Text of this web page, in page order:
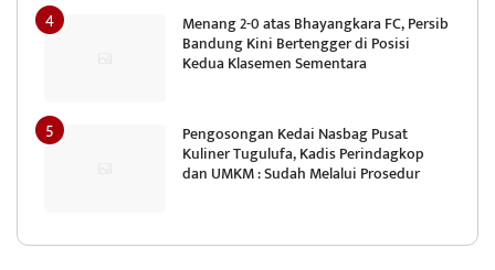
Menang 2-0 atas Bhayangkara FC, Persib
Bandung Kini Bertengger di Posisi
Kedua Klasemen Sementara
Pengosongan Kedai Nasbag Pusat
Kuliner Tugulufa, Kadis Perindagkop
dan UMKM : Sudah Melalui Prosedur